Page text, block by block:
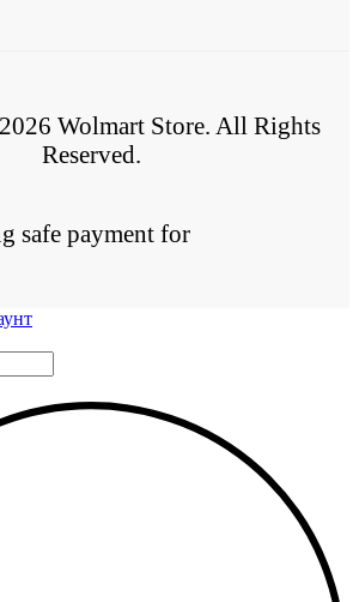
Wolmart Store. All Rights
Reserved.
safe payment for